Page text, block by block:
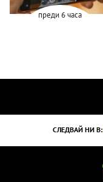
преди 6 часа
СЛЕДВАЙ НИ В: